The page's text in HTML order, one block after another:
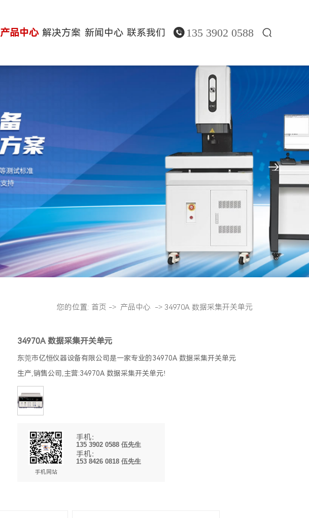
产品中心 解决方案 新闻中心 联系我们  135 3902 0588 

您的位置: 首页 -> 产品中心 -> 34970A 数据采集开关单元
34970A 数据采集开关单元
东莞市亿恒仪器设备有限公司是一家专业的34970A 数据采集开关单元
生产,销售公司,主营:34970A 数据采集开关单元!
手机网站
手机：
135 3902 0588 伍先生
手机：
153 8426 0818 伍先生